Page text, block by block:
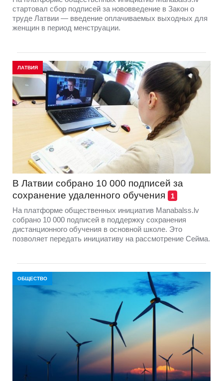
стартовал сбор подписей за нововведение в Закон о
труде Латвии — введение оплачиваемых выходных для
женщин в период менструации.
ЛАТВИЯ
В Латвии собрано 10 000 подписей за
сохранение удаленного обучения
1
На платформе общественных инициатив Manabalss.lv
собрано 10 000 подписей в поддержку сохранения
дистанционного обучения в основной школе. Это
позволяет передать инициативу на рассмотрение Сейма.
ОБЩЕСТВО